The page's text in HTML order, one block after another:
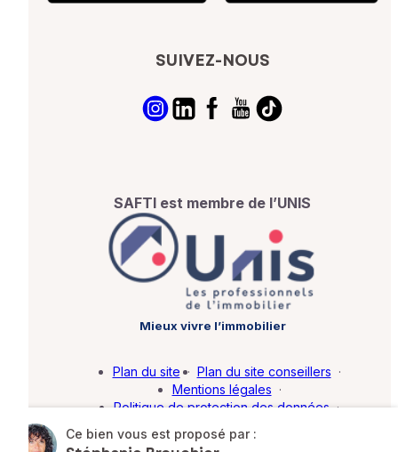
Ce bien vous est proposé par :
SUIVEZ-NOUS
SAFTI est membre de l’UNIS
Mieux vivre l’immobilier
Plan du site · Plan du site conseillers ·
Mentions légales ·
Politique de protection des données ·